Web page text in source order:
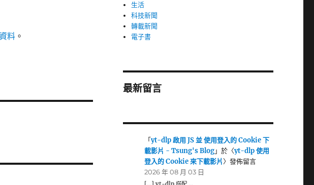
料 。
生活
科技新聞
轉載新聞
電子書
最新留言
「yt-dlp 啟用 JS 並 使用登入的 Cookie 下
載影片 - Tsung's Blog」於〈yt-dlp 使用
登入的 Cookie 來下載影片〉發佈留言
2026 年 08 月 03 日